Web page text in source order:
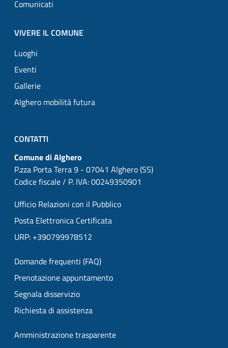
Comunicati
VIVERE IL COMUNE
Luoghi
Eventi
Gallerie
Alghero mobilità futura
CONTATTI
Comune di Alghero
P.zza Porta Terra 9 - 07041 Alghero (SS)
Codice fiscale / P. IVA: 00249350901
Ufficio Relazioni con il Pubblico
Posta Elettronica Certificata
URP: +390799978512
Domande frequenti (FAQ)
Prenotazione appuntamento
Segnala disservizio
Richiesta di assistenza
Amministrazione trasparente